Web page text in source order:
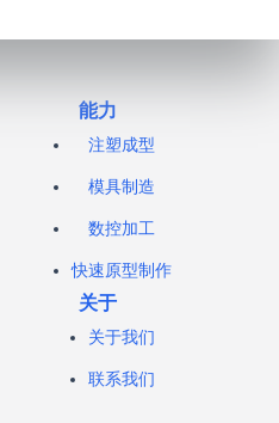
能力
注塑成型
模具制造
数控加工
快速原型制作
关于
关于我们
联系我们